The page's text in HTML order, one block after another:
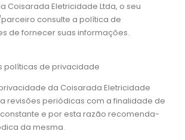
Coisarada Eletricidade Ltda, o seu
consulte a política de
de fornecer suas informações.
políticas de privacidade
da Coisarada Eletricidade
revisões periódicas com a finalidade de
e por esta razão recomenda-
da mesma.